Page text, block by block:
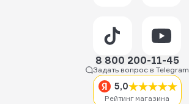
8 800 200-11-45
Задать вопрос в Telegram
5,0
Рейтинг магазина